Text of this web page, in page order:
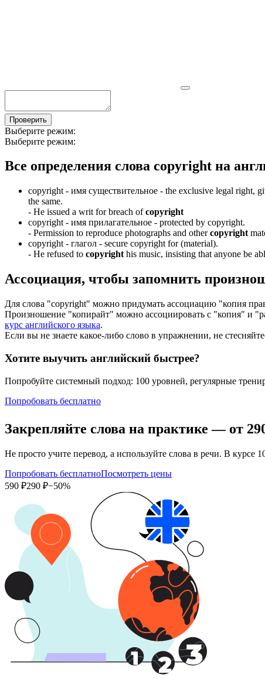
Проверить
Выберите режим:
Выберите режим:
Все определения слова copyright на
copyright - имя существительное - the exclusive legal right,
the same.
- He issued a writ for breach ofcopyright
copyright - имя прилагательное - protected by copyright.
- Permission to reproduce photographs and othercopyright
copyright - глагол - secure copyright for (material).
- He refused to copyright his music, insisting that anyone be
Ассоциация, чтобы запомнить
Для слова "copyright" можно придумать ассоциацию "копия
Произношение "копирайт" можно ассоциировать с "копия" и
курс английского языка.
Если вы не знаете какое-либо слово в упражнении, не
Хотите выучить английский быстрее?
Попробуйте системный подход: 100 уровней, регулярные
Попробовать бесплатно
Закрепляйте слова на практике — от
Не просто учите перевод, а используйте слова в речи. В
Попробовать бесплатноПосмотреть цены
590 ₽290 ₽−50%